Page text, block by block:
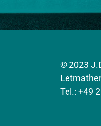
© 2023
Tel.: +49